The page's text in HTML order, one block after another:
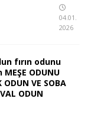
04.01.
2026
fırın odunu
ODUNU
ODUN VE SOBA
ODUN